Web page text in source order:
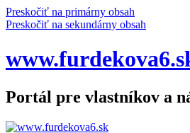
Preskočiť na primárny obsah
Preskočiť na sekundárny obsah
Portál pre vlastníkov a